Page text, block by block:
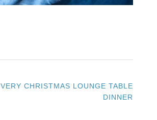
VERY CHRISTMAS LOUNGE TABLE
DINNER